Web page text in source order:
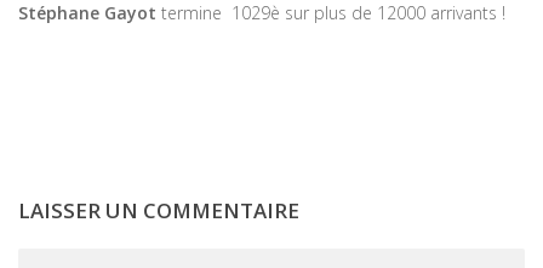
Stéphane Gayot termine 1029è sur plus de 12000 arrivants !
LAISSER UN COMMENTAIRE